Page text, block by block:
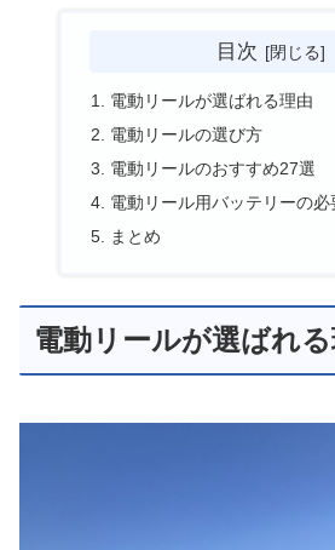
目次
電動リールが選ばれる理由
電動リールの選び方
電動リールのおすすめ27選
電動リール用バッテリーの必
まとめ
電動リールが選ばれ